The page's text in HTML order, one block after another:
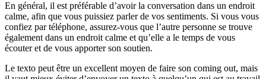
En général, il est préférable d’avoir la conversation dans un endroit
calme, afin que vous puissiez parler de vos sentiments. Si vous vous
confiez par téléphone, assurez-vous que l’autre personne se trouve
également dans un endroit calme et qu’elle a le temps de vous
écouter et de vous apporter son soutien.
Le texto peut être un excellent moyen de faire son coming out, mais